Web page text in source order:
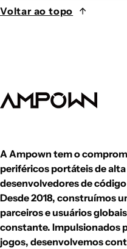
Voltar ao topo
A Ampown tem o
periféricos portáteis de
desenvolvedores de
Desde 2018, construímos
parceiros e usuários
constante. Impulsionados
jogos, desenvolvemos